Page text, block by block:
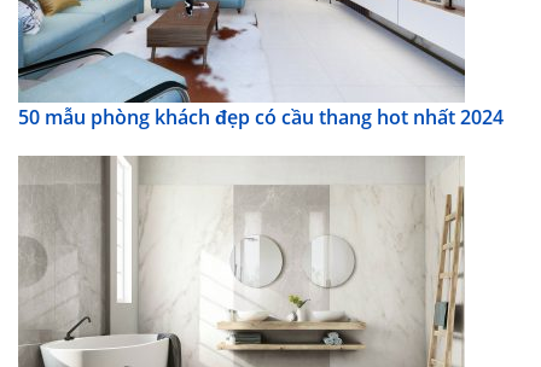
50 mẫu phòng khách đẹp có cầu thang hot nhất 2024